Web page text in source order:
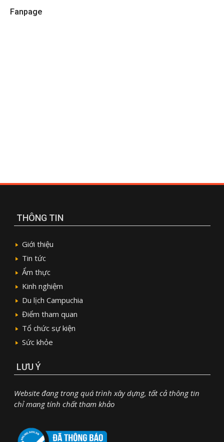
Fanpage
THÔNG TIN
Giới thiệu
Tin tức
Ẩm thực
Kinh nghiệm
Du lịch Campuchia
Điểm tham quan
Tổ chức sự kiện
Sức khỏe
LƯU Ý
Website đang trong quá trình xây dựng, tất cả thông tin
chỉ mang tính chất tham khảo